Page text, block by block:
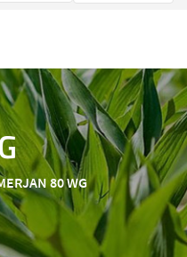
80 WG